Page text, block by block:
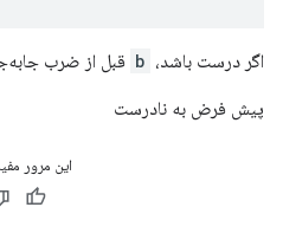
اگر درست باشد، b قبل از ضرب
پیش فرض به نادرست
این مرور